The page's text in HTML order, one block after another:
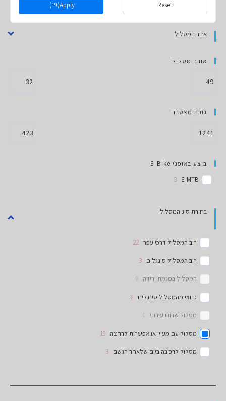
Apply
(19) Reset
אזור המסלול
אורך מסלול
גובה מצטבר
בוצע באופני E-Bike
E-MTB
3
בחירת סוג המסלול
רוב המסלול דרכי עפר 22
רוב המסלול סינגלים 3
המסלול במגמת ירידה 0
כחצי מהמסלול סינגלים 8
מסלול שרובו עירוני 0
מסלול עם מעיין או אפשרות לרחצה 19
מסלול לרכיבה ביום שלאחר הגשם 3